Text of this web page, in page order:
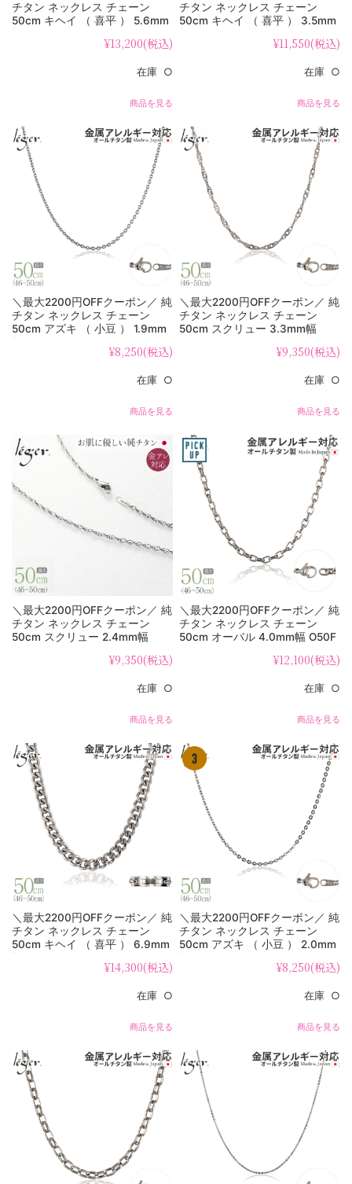
チタン ネックレス チェーン
50cm キヘイ （ 喜平 ） 5.6mm
¥13,200(税込)
在庫 ○
商品を見る
チタン ネックレス チェーン
50cm キヘイ （ 喜平 ） 3.5mm
¥11,550(税込)
在庫 ○
商品を見る
＼最大2200円OFFクーポン／ 純
チタン ネックレス チェーン
50cm アズキ （ 小豆 ） 1.9mm
¥8,250(税込)
在庫 ○
商品を見る
＼最大2200円OFFクーポン／ 純
チタン ネックレス チェーン
50cm スクリュー 3.3mm幅
¥9,350(税込)
在庫 ○
商品を見る
＼最大2200円OFFクーポン／ 純
チタン ネックレス チェーン
50cm スクリュー 2.4mm幅
¥9,350(税込)
在庫 ○
商品を見る
＼最大2200円OFFクーポン／ 純
チタン ネックレス チェーン
50cm オーバル 4.0mm幅 O50F
¥12,100(税込)
在庫 ○
商品を見る
＼最大2200円OFFクーポン／ 純
チタン ネックレス チェーン
50cm キヘイ （ 喜平 ） 6.9mm
¥14,300(税込)
在庫 ○
商品を見る
＼最大2200円OFFクーポン／ 純
チタン ネックレス チェーン
50cm アズキ （ 小豆 ） 2.0mm
¥8,250(税込)
在庫 ○
商品を見る